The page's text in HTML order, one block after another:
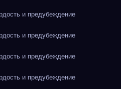
и предубеждение
и предубеждение
и предубеждение
и предубеждение